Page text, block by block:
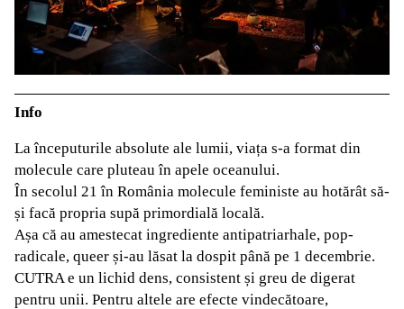
Info
La începuturile absolute ale lumii, viața s-a format din
molecule care pluteau în apele oceanului.
În secolul 21 în România molecule feministe au hotărât să-
și facă propria supă primordială locală.
Așa că au amestecat ingrediente antipatriarhale, pop-
radicale, queer și-au lăsat la dospit până pe 1 decembrie.
CUTRA e un lichid dens, consistent și greu de digerat
pentru unii. Pentru altele are efecte vindecătoare,